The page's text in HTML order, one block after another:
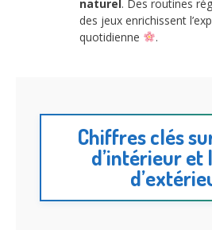
naturel. Des routines
des jeux enrichissent
quotidienne
.
Chiffres clés
d’intérieur et